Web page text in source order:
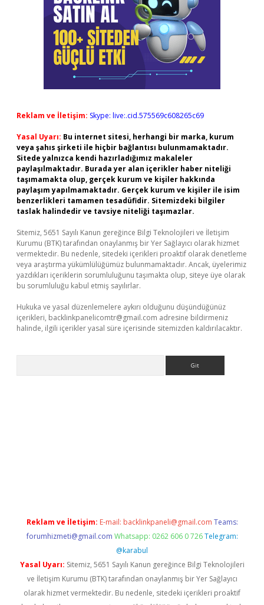
Reklam ve İletişim: Skype: live:.cid.575569c608265c69
Yasal Uyarı: Bu internet sitesi, herhangi bir marka, kurum
veya şahıs şirketi ile hiçbir bağlantısı bulunmamaktadır.
Sitede yalnızca kendi hazırladığımız makaleler
paylaşılmaktadır. Burada yer alan içerikler haber niteliği
taşımamakta olup, gerçek kurum ve kişiler hakkında
paylaşım yapılmamaktadır. Gerçek kurum ve kişiler ile isim
benzerlikleri tamamen tesadüfidir. Sitemizdeki bilgiler
taslak halindedir ve tavsiye niteliği taşımazlar.
Sitemiz, 5651 Sayılı Kanun gereğince Bilgi Teknolojileri ve İletişim
Kurumu (BTK) tarafından onaylanmış bir Yer Sağlayıcı olarak hizmet
vermektedir. Bu nedenle, sitedeki içerikleri proaktif olarak denetleme
veya araştırma yükümlülüğümüz bulunmamaktadır. Ancak, üyelerimiz
yazdıkları içeriklerin sorumluluğunu taşımakta olup, siteye üye olarak
bu sorumluluğu kabul etmiş sayılırlar.
Hukuka ve yasal düzenlemelere aykırı olduğunu düşündüğünüz
içerikleri, backlinkpanelicomtr@gmail.com adresine bildirmeniz
halinde, ilgili içerikler yasal süre içerisinde sitemizden kaldırılacaktır.
Reklam ve İletişim: E-mail: backlinkpaneli@gmail.com Teams:
forumhizmeti@gmail.com Whatsapp: 0262 606 0 726 Telegram:
@karabul
Yasal Uyarı: Sitemiz, 5651 Sayılı Kanun gereğince Bilgi Teknolojileri
ve İletişim Kurumu (BTK) tarafından onaylanmış bir Yer Sağlayıcı
olarak hizmet vermektedir. Bu nedenle, sitedeki içerikleri proaktif